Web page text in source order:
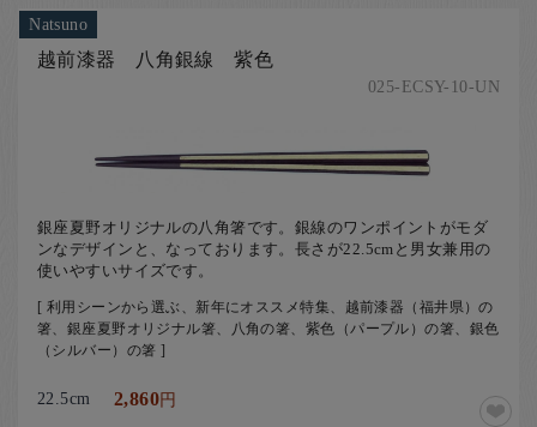
Natsuno
越前漆器 八角銀線 紫色
025-ECSY-10-UN
銀座夏野オリジナルの八角箸です。銀線のワンポイントがモダ
ンなデザインと、なっております。長さが22.5cmと男女兼用の
使いやすいサイズです。
[ 利用シーンから選ぶ、新年にオススメ特集、越前漆器（福井県）の
箸、銀座夏野オリジナル箸、八角の箸、紫色（パープル）の箸、銀色
（シルバー）の箸 ]
22.5cm 2,860円